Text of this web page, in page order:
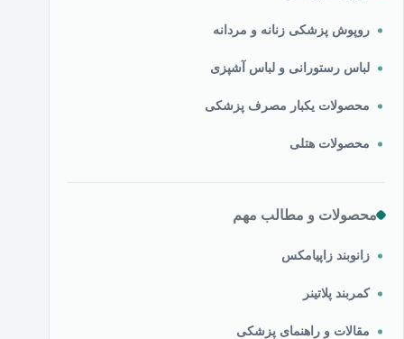
روپوش پزشکی زنانه و مردانه
لباس رستورانی و لباس آشپزی
محصولات یکبار مصرف پزشکی
محصولات هتلی
محصولات و مطالب مهم
زانوبند زاپیامکس
کمربند پلاتینر
مقالات و راهنمای پزشکی